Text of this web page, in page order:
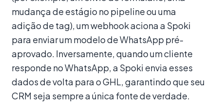
mudança de estágio no pipeline ou uma
adição de tag), um webhook aciona a Spoki
para enviar um modelo de WhatsApp pré-
aprovado. Inversamente, quando um cliente
responde no WhatsApp, a Spoki envia esses
dados de volta para o GHL, garantindo que seu
CRM seja sempre a única fonte de verdade.